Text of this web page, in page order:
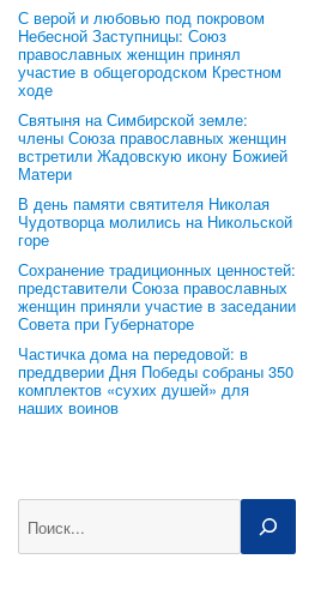
С верой и любовью под покровом
Небесной Заступницы: Союз
православных женщин принял
участие в общегородском Крестном
ходе
Святыня на Симбирской земле:
члены Союза православных женщин
встретили Жадовскую икону Божией
Матери
В день памяти святителя Николая
Чудотворца молились на Никольской
горе
Сохранение традиционных ценностей:
представители Союза православных
женщин приняли участие в заседании
Совета при Губернаторе
Частичка дома на передовой: в
преддверии Дня Победы собраны 350
комплектов «сухих душей» для
наших воинов